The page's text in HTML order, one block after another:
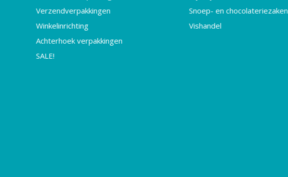
Verzendverpakkingen
Winkelinrichting
Achterhoek verpakkingen
SALE!
Snoep- en chocolateriezaken
Vishandel